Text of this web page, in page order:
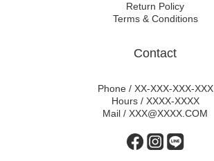
Return Policy
Terms & Conditions
Contact
Phone / XX-XXX-XXX-XXX
Hours / XXXX-XXXX
Mail / XXX@XXXX.COM